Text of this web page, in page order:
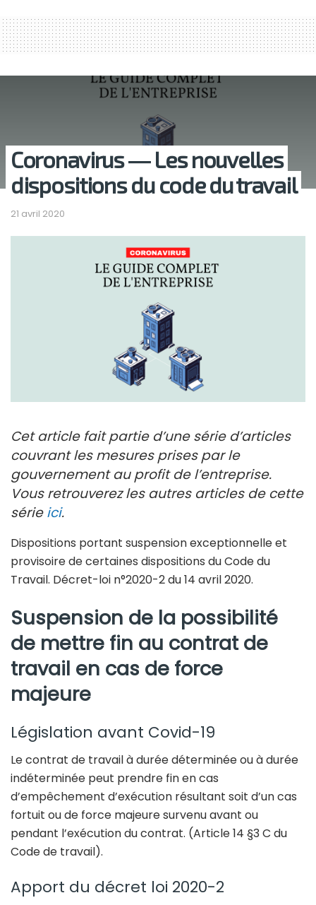
Coronavirus ― Les nouvelles
dispositions du code du travail
21 avril 2020
Cet article fait partie d’une série d’articles
couvrant les mesures prises par le
gouvernement au profit de l’entreprise.
Vous retrouverez les autres articles de cette
sérieici.
Dispositions portant suspension exceptionnelle et
provisoire de certaines dispositions du Code du
Travail. Décret-loi n°2020-2 du 14 avril 2020.
Suspension de la possibilité
de mettre fin au contrat de
travail en cas de force
majeure
Législation avant Covid-19
Le contrat de travail à durée déterminée ou à durée
indéterminée peut prendre fin en cas
d’empêchement d’exécution résultant soit d’un cas
fortuit ou de force majeure survenu avant ou
pendant l’exécution du contrat. (Article 14 §3 C du
Code de travail).
Apport du décret loi 2020-2